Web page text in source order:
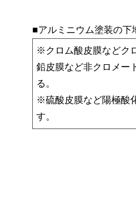
■アルミニウム塗装の下
※クロム酸皮膜などク
鉛皮膜など非クロメー
る。
※硫酸皮膜など陽極酸
す。